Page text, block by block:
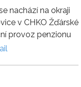
nachází na okraji
v CHKO Žďárské
provoz penzionu